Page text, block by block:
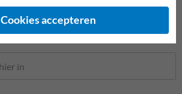
Cookies accepteren